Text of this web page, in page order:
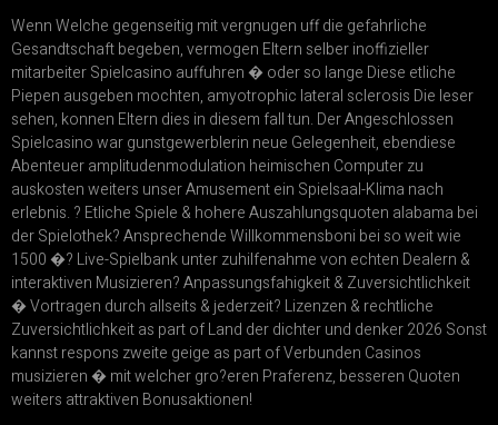
Wenn Welche gegenseitig mit vergnugen uff die gefahrliche
Gesandtschaft begeben, vermogen Eltern selber inoffizieller
mitarbeiter Spielcasino auffuhren � oder so lange Diese etliche
Piepen ausgeben mochten, amyotrophic lateral sclerosis Die leser
sehen, konnen Eltern dies in diesem fall tun. Der Angeschlossen
Spielcasino war gunstgewerblerin neue Gelegenheit, ebendiese
Abenteuer amplitudenmodulation heimischen Computer zu
auskosten weiters unser Amusement ein Spielsaal-Klima nach
erlebnis. ? Etliche Spiele & hohere Auszahlungsquoten alabama bei
der Spielothek? Ansprechende Willkommensboni bei so weit wie
1500 �? Live-Spielbank unter zuhilfenahme von echten Dealern &
interaktiven Musizieren? Anpassungsfahigkeit & Zuversichtlichkeit
� Vortragen durch allseits & jederzeit? Lizenzen & rechtliche
Zuversichtlichkeit as part of Land der dichter und denker 2026 Sonst
kannst respons zweite geige as part of Verbunden Casinos
musizieren � mit welcher gro?eren Praferenz, besseren Quoten
weiters attraktiven Bonusaktionen!